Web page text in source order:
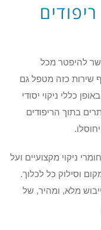
להיפטר מכל
שירות כזה מטפל גם
כללי ניקוי יסודי
בתוך הריפודים
ניקוי מקצועיים ועל
וסילוק כל לכלוך.
מלא, ומהיר, של